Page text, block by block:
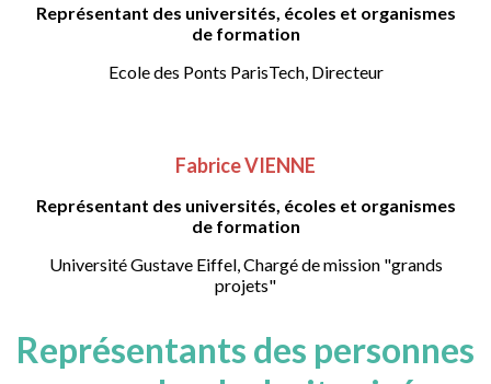
Représentant des universités, écoles et organismes
de formation
Ecole des Ponts ParisTech, Directeur
Fabrice VIENNE
Représentant des universités, écoles et organismes
de formation
Université Gustave Eiffel, Chargé de mission "grands
projets"
Représentants des personnes